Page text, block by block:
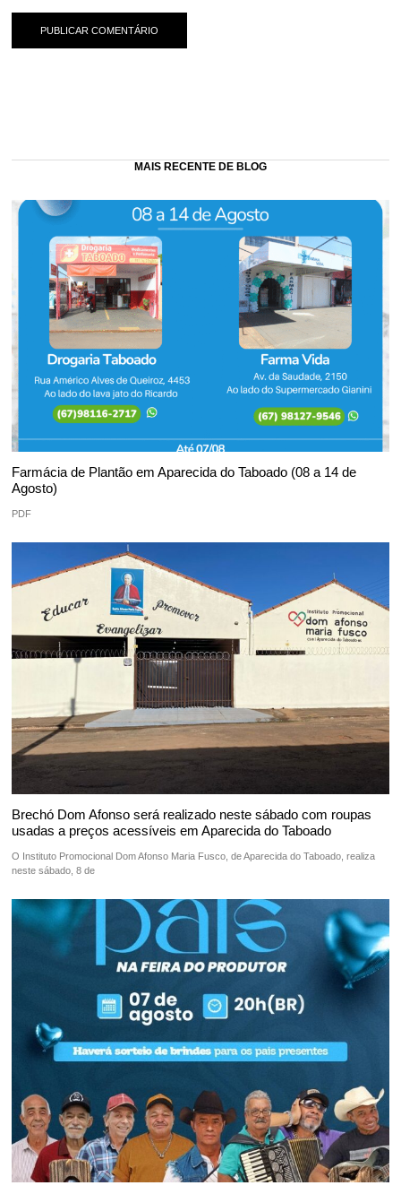
MAIS RECENTE DE BLOG
Farmácia de Plantão em Aparecida do Taboado (08 a 14 de
Agosto)
PDF
Brechó Dom Afonso será realizado neste sábado com roupas
usadas a preços acessíveis em Aparecida do Taboado
O Instituto Promocional Dom Afonso Maria Fusco, de Aparecida do Taboado, realiza
neste sábado, 8 de